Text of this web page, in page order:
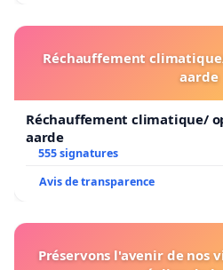
Réchauffement
aarde
Réchauffement climatique/
aarde
555 signatures
Avis de transparence
Préservons l'avenir de nos